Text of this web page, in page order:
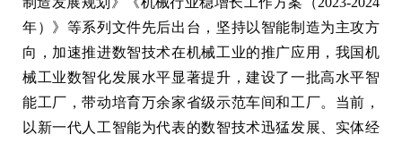
年）》等系列文件先后出台，坚持以智能制造为主攻方
向，加速推进数智技术在机械工业的推广应用，我国机
械工业数智化发展水平显著提升，建设了一批高水平智
能工厂，带动培育万余家省级示范车间和工厂。当前，
以新一代人工智能为代表的数智技术迅猛发展、实体经